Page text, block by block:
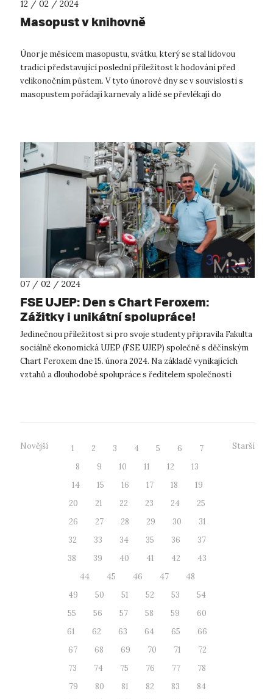
12 / 02 / 2024
Masopust v knihovně
Únor je měsícem masopustu, svátku, který se stal lidovou
tradicí představující poslední příležitost k hodování před
velikonočním půstem. V tyto únorové dny se v souvislosti s
masopustem pořádají karnevaly a lidé se převlékají do
07 / 02 / 2024
FSE UJEP: Den s Chart Feroxem:
Zážitky i unikátní spolupráce!
Jedinečnou příležitost si pro svoje studenty připravila Fakulta
sociálně ekonomická UJEP (FSE UJEP) společně s děčínským
Chart Feroxem dne 15. února 2024. Na základě vynikajících
vztahů a dlouhodobé spolupráce s ředitelem společnosti
Novější 1 2 3 4 5 6
7
8
9 10 11 12
13
14
15 16 17 18
19
20
21 22 23 24
25
26
27 28 29 30
31
32
33 34 35 36
37
38
39 40 41 42
43
44
45 46 47
48
49
50 51 52 53
54
55
56 57 58 59
60
61
62 63 64 65
66
67
68 69 70 71
72
73
74 75 76 77
78
79
80 81 82 83
84
Starší